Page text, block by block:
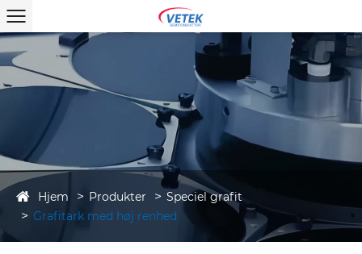
Hjem Produkter
Speciel grafit
Grafitark med høj renhed